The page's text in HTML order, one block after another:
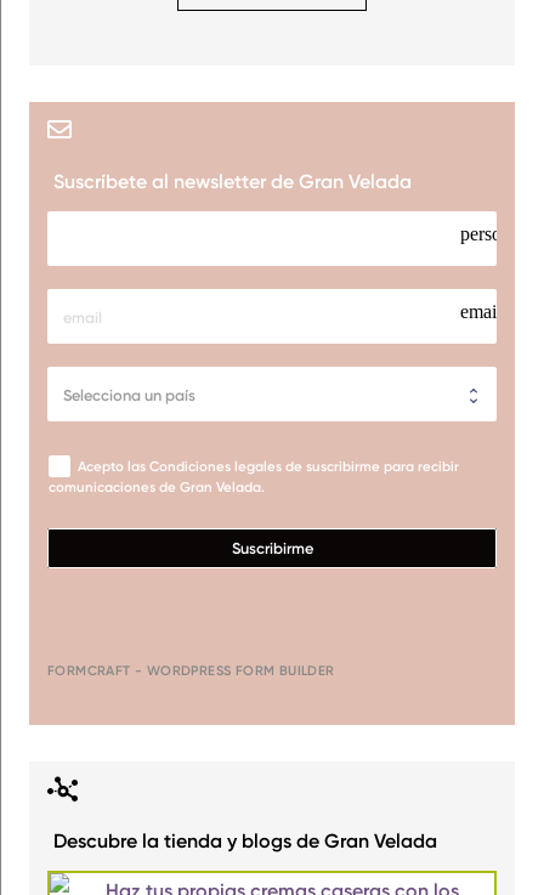
Suscríbete al newsletter de Gran Velada
person
email
Acepto las Condiciones legales de suscribirme para recibir
comunicaciones de Gran Velada.
Suscribirme
FORMCRAFT - WORDPRESS FORM BUILDER
Descubre la tienda y blogs de Gran Velada